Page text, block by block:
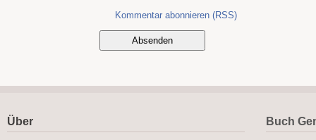
Kommentar abonnieren (RSS)
Über Buch